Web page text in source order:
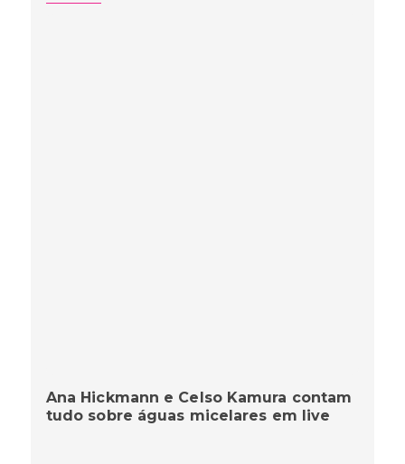
Ana Hickmann e Celso Kamura contam
tudo sobre águas micelares em live